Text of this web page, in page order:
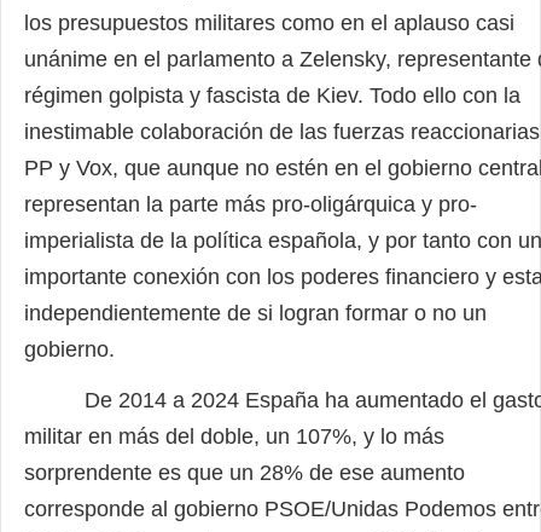
los presupuestos militares como en el aplauso casi
unánime en el parlamento a Zelensky, representante
régimen golpista y fascista de Kiev. Todo ello con la
inestimable colaboración de las fuerzas reaccionarias
PP y Vox, que aunque no estén en el gobierno
representan la parte más pro-oligárquica y pro-
imperialista de la política española, y por tanto con
importante conexión con los poderes financiero y
independientemente de si logran formar o no un
gobierno.
De 2014 a 2024 España ha aumentado el
militar en más del doble, un 107%, y lo más
sorprendente es que un 28% de ese aumento
corresponde al gobierno PSOE/Unidas Podemos